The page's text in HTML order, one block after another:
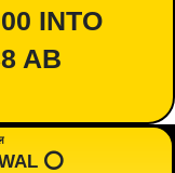
INTO
AB
⭕️